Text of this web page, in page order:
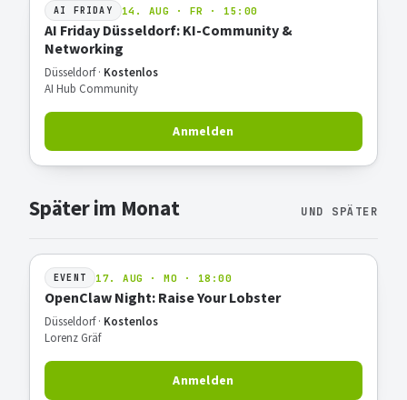
AI FRIDAY 14. AUG · FR · 15:00
AI Friday Düsseldorf: KI-Community &
Networking
Düsseldorf · Kostenlos
AI Hub Community
Anmelden
Später im Monat UND SPÄTER
EVENT 17. AUG · MO · 18:00
OpenClaw Night: Raise Your Lobster
Düsseldorf · Kostenlos
Lorenz Gräf
Anmelden